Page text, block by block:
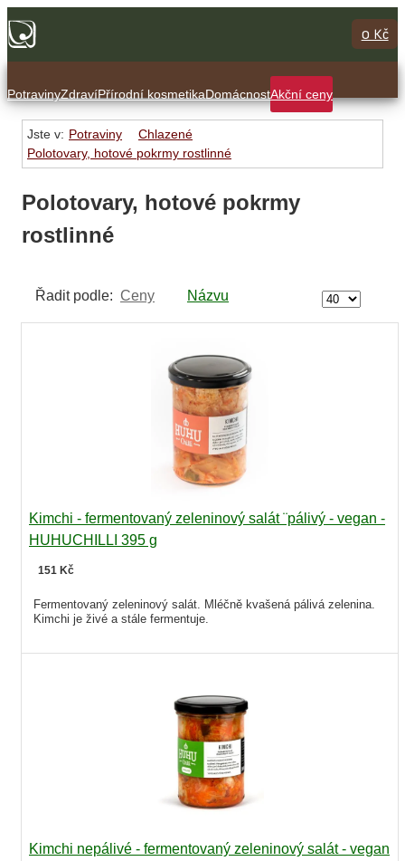
0 Kč
PotravinyZdravíPřírodní kosmetikaDomácnostAkční ceny
Jste v: Potraviny
Chlazené
Polotovary, hotové pokrmy rostlinné
Polotovary, hotové pokrmy
rostlinné
Řadit podle: Ceny Názvu
Kimchi - fermentovaný zeleninový salát ¨pálivý - vegan -
HUHUCHILLI 395 g
151 Kč
Fermentovaný zeleninový salát. Mléčně kvašená pálivá zelenina.
Kimchi je živé a stále fermentuje.
Kimchi nepálivé - fermentovaný zeleninový salát - vegan